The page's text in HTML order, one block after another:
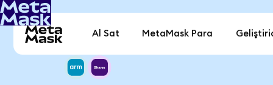
Al Sat MetaMask Para